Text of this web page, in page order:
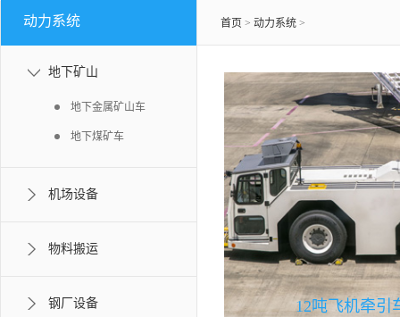
动力系统
地下矿山
地下金属矿山车
地下煤矿车
机场设备
物料搬运
钢厂设备
首页 > 动力系统 >
12吨飞机牵引